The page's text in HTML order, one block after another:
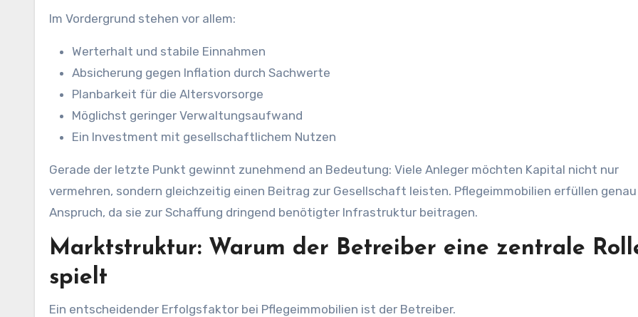
Im Vordergrund stehen vor allem:
Werterhalt und stabile Einnahmen
Absicherung gegen Inflation durch Sachwerte
Planbarkeit für die Altersvorsorge
Möglichst geringer Verwaltungsaufwand
Ein Investment mit gesellschaftlichem Nutzen
Gerade der letzte Punkt gewinnt zunehmend an Bedeutung: Viele Anleger möchten Kapital nicht nur
vermehren, sondern gleichzeitig einen Beitrag zur Gesellschaft leisten. Pflegeimmobilien erfüllen
Anspruch, da sie zur Schaffung dringend benötigter Infrastruktur beitragen.
Marktstruktur: Warum der Betreiber eine zentrale
spielt
Ein entscheidender Erfolgsfaktor bei Pflegeimmobilien ist der Betreiber.